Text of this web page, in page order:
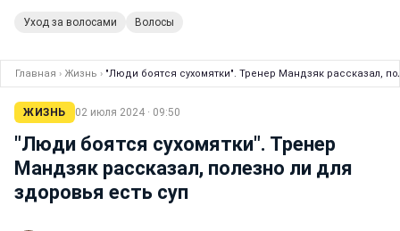
Уход за волосами Волосы
Главная › Жизнь › "Люди боятся сухомятки". Тренер Мандзяк рассказал,
ЖИЗНЬ 02 июля 2024 · 09:50
"Люди боятся сухомятки". Тренер
Мандзяк рассказал, полезно ли для
здоровья есть суп